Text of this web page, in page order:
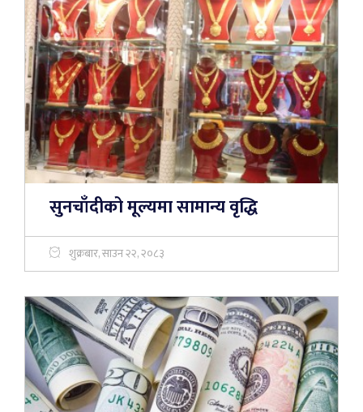
सुनचाँदीको मूल्यमा सामान्य वृद्धि
शुक्रबार, साउन २२, २०८३